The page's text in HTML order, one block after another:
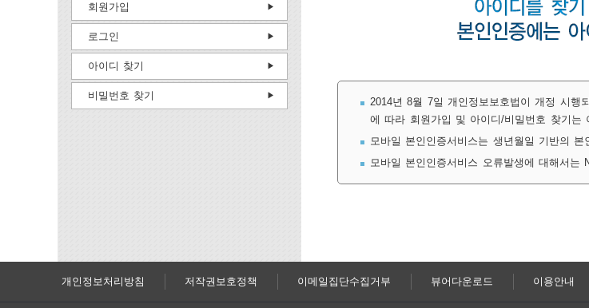
2014년 8월 7일 개인정보보호법이 개정 시행
에 따라 회원가입 및 아이디/비밀번호 찾기는
모바일 본인인증서비스는 생년월일 기반의
모바일 본인인증서비스 오류발생에 대해서는
회원가입
로그인
아이디 찾기
비밀번호 찾기
개인정보처리방침 저작권보호정책 이메일집단수집거부 뷰어다운로드 이용안내